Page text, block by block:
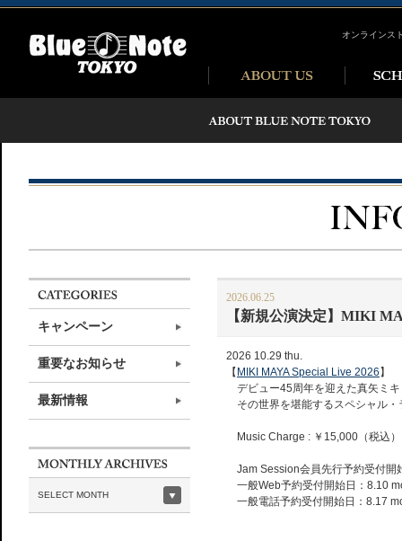
オンラインス
キャンペーン
重要なお知らせ
最新情報
SELECT MONTH
2026.06.25
【新規公演決定】MIKI
2026 10.29 thu.
【 MIKI MAYA Special Live 2026 】
デビュー45周年を迎えた真矢ミキ
その世界を堪能するスペシャル・
Music Charge : ￥15,000（税込）
Jam Session会員先行予約受付開
一般Web予約受付開始日：8.10
一般電話予約受付開始日：8.17